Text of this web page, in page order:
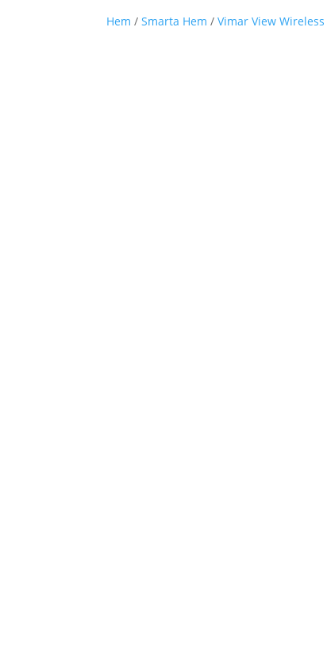
Hem /Smarta Hem /Vimar View Wireless